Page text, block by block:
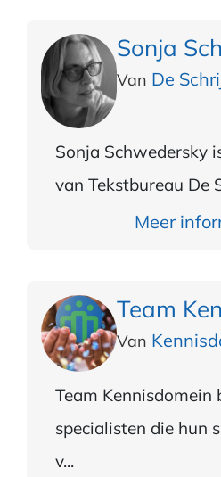
Sonja
Van De
Sonja Schwedersky
van Tekstbureau De
Meer
Team
Van
Team Kennisdomein
specialisten die hun
v...